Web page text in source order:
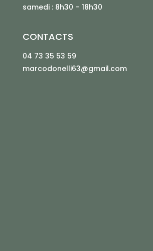
samedi : 8h30 – 18h30
CONTACTS
04 73 35 53 59
marcodonelli63@gmail.com